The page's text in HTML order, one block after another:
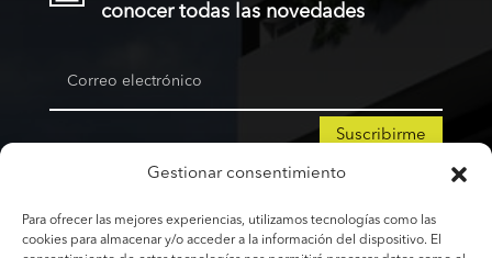
Gestionar consentimiento
Para ofrecer las mejores experiencias, utilizamos tecnologías como las
cookies para almacenar y/o acceder a la información del dispositivo. El
conocer todas las novedades
Suscribirme
Copyright © 2026 | KAMPODOMO,